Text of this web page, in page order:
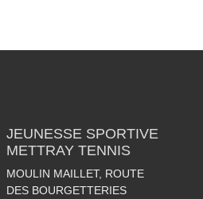
JEUNESSE SPORTIVE
METTRAY TENNIS
MOULIN MAILLET, ROUTE
DES BOURGETTERIES